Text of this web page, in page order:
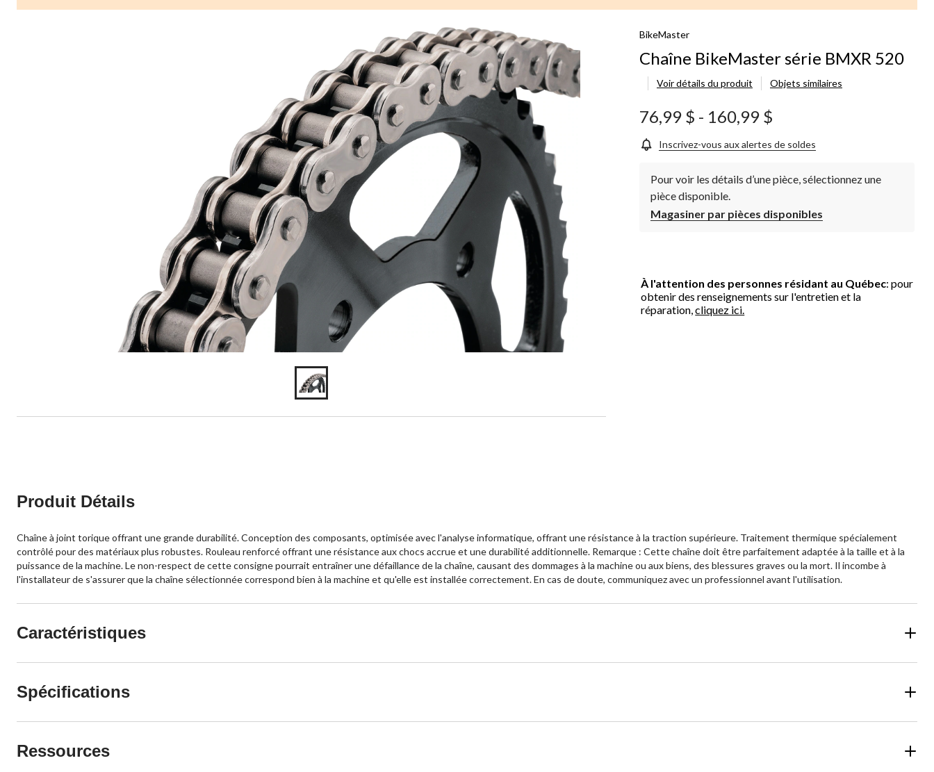
BikeMaster
Chaîne BikeMaster série BMXR 520
Voir détails du produit Objets similaires
76,99 $ - 160,99 $
Inscrivez-vous aux alertes de soldes
Pour voir les détails d’une pièce, sélectionnez une
pièce disponible.
Magasiner par pièces disponibles
À l'attention des personnes résidant au Québec: pour
obtenir des renseignements sur l'entretien et la
réparation,cliquez ici.
Produit Détails
Chaîne à joint torique offrant une grande durabilité. Conception des composants, optimisée avec l'analyse informatique, offrant une résistance à la traction supérieure. Traitement thermique spécialement
contrôlé pour des matériaux plus robustes. Rouleau renforcé offrant une résistance aux chocs accrue et une durabilité additionnelle. Remarque : Cette chaîne doit être parfaitement adaptée à la taille et à la
puissance de la machine. Le non-respect de cette consigne pourrait entraîner une défaillance de la chaîne, causant des dommages à la machine ou aux biens, des blessures graves ou la mort. Il incombe à
l'installateur de s'assurer que la chaîne sélectionnée correspond bien à la machine et qu'elle est installée correctement. En cas de doute, communiquez avec un professionnel avant l'utilisation.
Caractéristiques
Spécifications
Ressources